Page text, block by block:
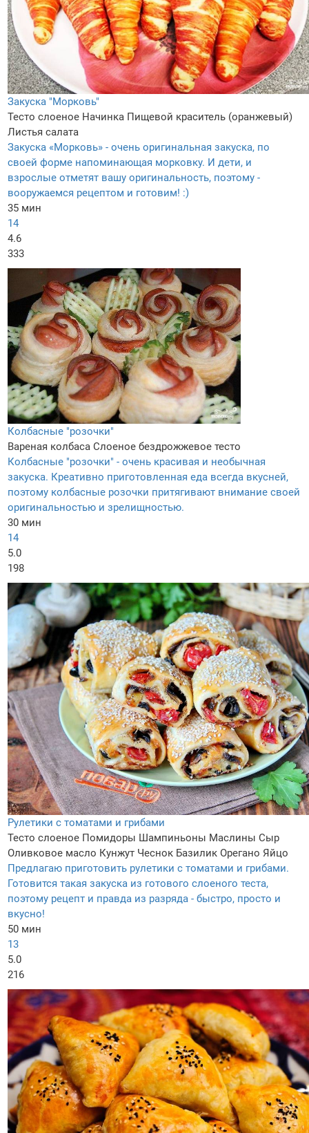
Закуска "Морковь"
Тесто слоеное Начинка Пищевой краситель (оранжевый)
Листья салата
Закуска «Морковь» - очень оригинальная закуска, по
своей форме напоминающая морковку. И дети, и
взрослые отметят вашу оригинальность, поэтому -
вооружаемся рецептом и готовим! :)
35 мин
14
4.6
333
Колбасные "розочки"
Вареная колбаса Слоеное бездрожжевое тесто
Колбасные "розочки" - очень красивая и необычная
закуска. Креативно приготовленная еда всегда вкусней,
поэтому колбасные розочки притягивают внимание своей
оригинальностью и зрелищностью.
30 мин
14
5.0
198
Рулетики с томатами и грибами
Тесто слоеное Помидоры Шампиньоны Маслины Сыр
Оливковое масло Кунжут Чеснок Базилик Орегано Яйцо
Предлагаю приготовить рулетики с томатами и грибами.
Готовится такая закуска из готового слоеного теста,
поэтому рецепт и правда из разряда - быстро, просто и
вкусно!
50 мин
13
5.0
216